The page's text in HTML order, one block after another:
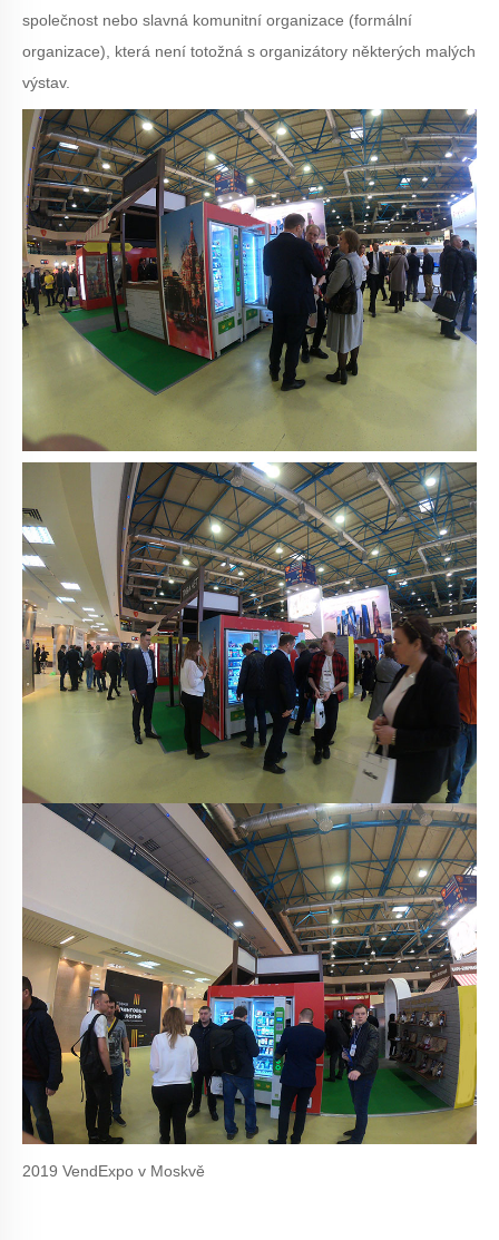
společnost nebo slavná komunitní organizace (formální
organizace), která není totožná s organizátory některých malých
výstav.
2019 VendExpo v Moskvě